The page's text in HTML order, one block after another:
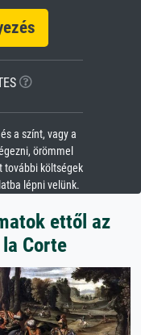
a színt, vagy a
örömmel
további költségek
lépni velünk.
ettől az
Corte